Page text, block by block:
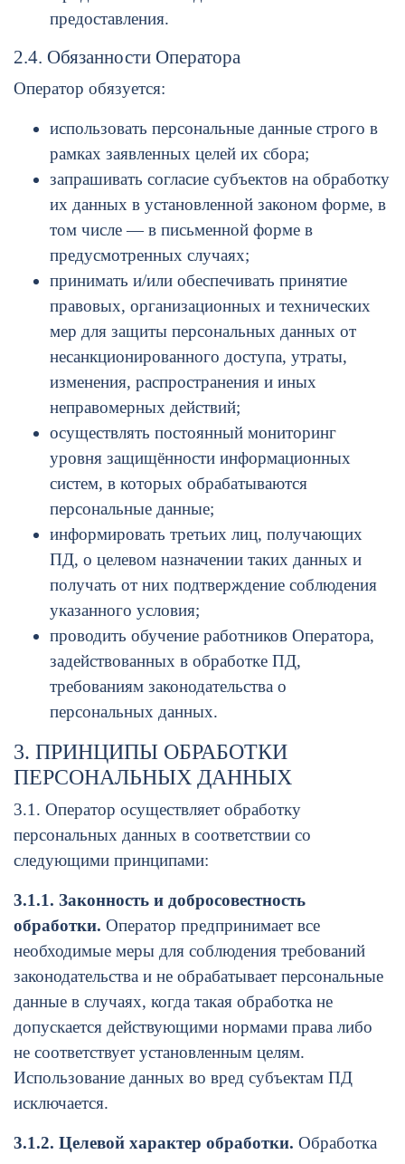
предоставления.
2.4. Обязанности Оператора
Оператор обязуется:
использовать персональные данные строго в
рамках заявленных целей их сбора;
запрашивать согласие субъектов на обработку
их данных в установленной законом форме, в
том числе — в письменной форме в
предусмотренных случаях;
принимать и/или обеспечивать принятие
правовых, организационных и технических
мер для защиты персональных данных от
несанкционированного доступа, утраты,
изменения, распространения и иных
неправомерных действий;
осуществлять постоянный мониторинг
уровня защищённости информационных
систем, в которых обрабатываются
персональные данные;
информировать третьих лиц, получающих
ПД, о целевом назначении таких данных и
получать от них подтверждение соблюдения
указанного условия;
проводить обучение работников Оператора,
задействованных в обработке ПД,
требованиям законодательства о
персональных данных.
3. ПРИНЦИПЫ ОБРАБОТКИ
ПЕРСОНАЛЬНЫХ ДАННЫХ
3.1. Оператор осуществляет обработку
персональных данных в соответствии со
следующими принципами:
3.1.1. Законность и добросовестность
обработки. Оператор предпринимает все
необходимые меры для соблюдения требований
законодательства и не обрабатывает персональные
данные в случаях, когда такая обработка не
допускается действующими нормами права либо
не соответствует установленным целям.
Использование данных во вред субъектам ПД
исключается.
3.1.2. Целевой характер обработки. Обработка